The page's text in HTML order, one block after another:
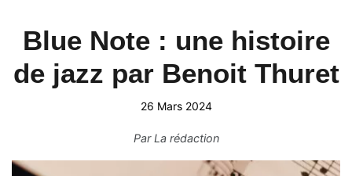
Blue Note : une histoire
de jazz par Benoit Thuret
26 Mars 2024
ParLa rédaction